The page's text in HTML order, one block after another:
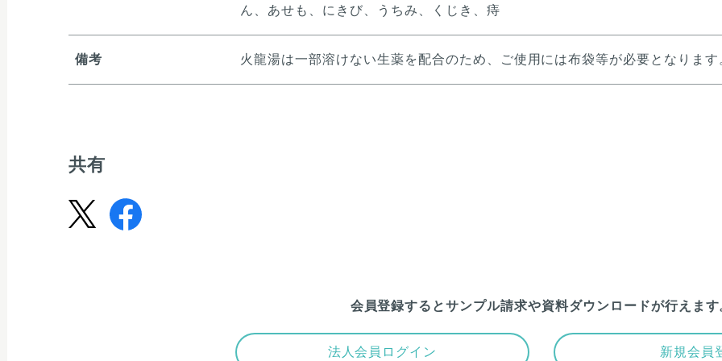
ん、あせも、にきび、うちみ、くじき、痔
備考 火龍湯は一部溶けない生薬を配合のため、ご使用には布袋等が必要となります
共有
会員登録するとサンプル請求や資料ダウンロードが行えます
法人会員ログイン 新規会員